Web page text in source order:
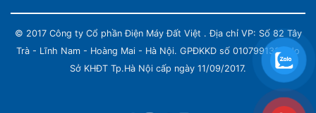
© 2017 Công ty Cổ phần Điện Máy Đất Việt . Địa chỉ VP: Số 82 Tây
Trà - Lĩnh Nam - Hoàng Mai - Hà Nội. GPĐKKD số 0107991339 do
Sở KHĐT Tp.Hà Nội cấp ngày 11/09/2017.